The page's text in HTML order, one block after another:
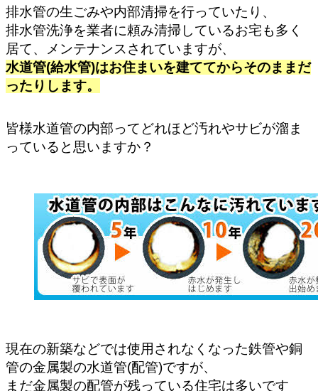
排水管の生ごみや内部清掃を行っていたり、
排水管洗浄を業者に頼み清掃しているお宅も多く
居て、メンテナンスされていますが、
水道管(給水管)はお住まいを建ててからそのままだ
ったりします。
皆様水道管の内部ってどれほど汚れやサビが溜ま
っていると思いますか？
現在の新築などでは使用されなくなった鉄管や銅
管の金属製の水道管(配管)ですが、
まだ金属製の配管が残っている住宅は多いです